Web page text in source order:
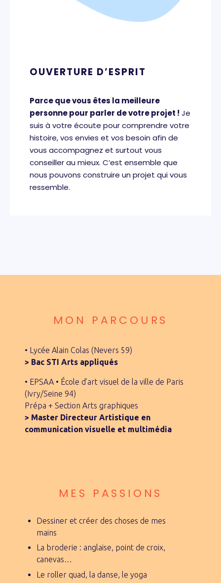
OUVERTURE D’ESPRIT
Parce que vous êtes la meilleure
personne pour parler de votre projet ! Je
suis à votre écoute pour comprendre votre
histoire, vos envies et vos besoin afin de
vous accompagnez et surtout vous
conseiller au mieux. C’est ensemble que
nous pouvons construire un projet qui vous
ressemble.
MON PARCOURS
• Lycée Alain Colas (Nevers 59)
> Bac STI Arts appliqués
• EPSAA • École d’art visuel de la ville de Paris
(Ivry/Seine 94)
Prépa + Section Arts graphiques
> Master Directeur Artistique en
communication visuelle et multimédia
MES PASSIONS
Dessiner et créer des choses de mes
mains
La broderie : anglaise, point de croix,
canevas…
Le roller quad, la danse, le yoga